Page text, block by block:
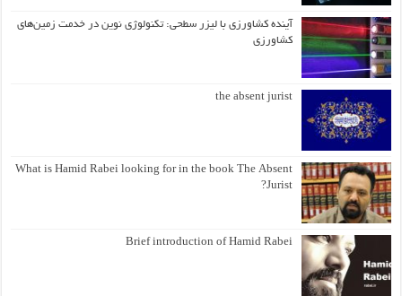
آینده کشاورزی با لیزر سطحی: تکنولوژی نوین در خدمت زمین‌های
کشاورزی
the absent jurist
What is Hamid Rabei looking for in the book The Absent
Jurist?
Brief introduction of Hamid Rabei